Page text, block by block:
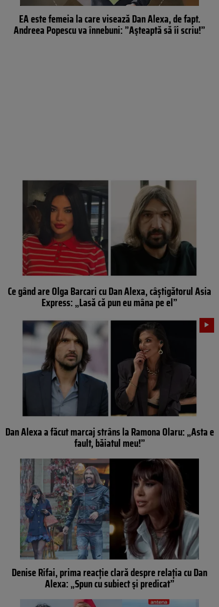
EA este femeia la care visează Dan Alexa, de fapt.
Andreea Popescu va înnebuni: ”Așteaptă să îi scriu!”
Ce gând are Olga Barcari cu Dan Alexa, câștigătorul Asia
Express: „Lasă că pun eu mâna pe el”
Dan Alexa a făcut marcaj strâns la Ramona Olaru: „Asta e
fault, băiatul meu!”
Denise Rifai, prima reacție clară despre relația cu Dan
Alexa: „Spun cu subiect și predicat”